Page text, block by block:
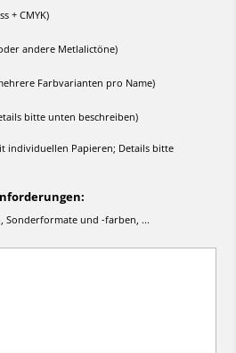
+ CMYK)
andere Metlalictöne)
Farbvarianten pro Name)
bitte unten beschreiben)
individuellen Papieren; Details bitte
Sonderformate und -farben, ...